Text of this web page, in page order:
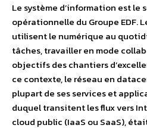
Le système d’information est le
opérationnelle du Groupe EDF.
utilisent le numérique au
tâches, travailler en mode
objectifs des chantiers
ce contexte, le réseau en
plupart de ses services et
duquel transitent les flux vers
cloud public (IaaS ou SaaS),